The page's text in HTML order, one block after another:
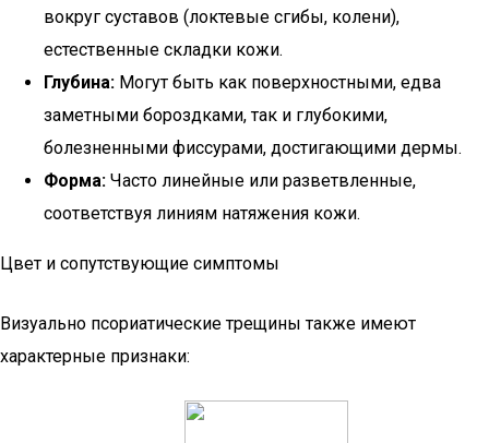
вокруг суставов (локтевые сгибы, колени),
естественные складки кожи.
Глубина: Могут быть как поверхностными, едва
заметными бороздками, так и глубокими,
болезненными фиссурами, достигающими дермы.
Форма: Часто линейные или разветвленные,
соответствуя линиям натяжения кожи.
Цвет и сопутствующие симптомы
Визуально псориатические трещины также имеют
характерные признаки: